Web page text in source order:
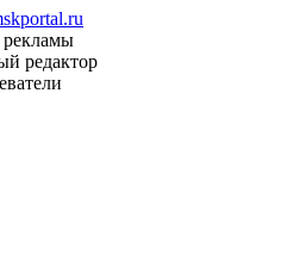
редактор